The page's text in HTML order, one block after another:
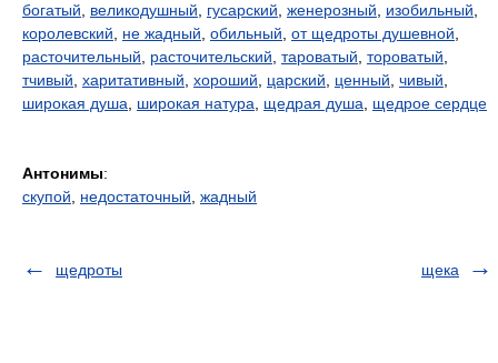
богатый
великодушный гусарский женерозный изобильный
королевский
не жадный обильный от щедроты душевной
расточительный
расточительский тароватый тороватый
тчивый харитативный хороший царский ценный чивый
широкая душа
широкая натура щедрая душа щедрое сердце
Антонимы:
скупой
недостаточный жадный
щедроты щека